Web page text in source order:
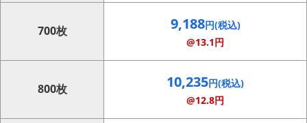
700枚 9,188円(税込)
@13.1円
800枚 10,235円(税込)
@12.8円